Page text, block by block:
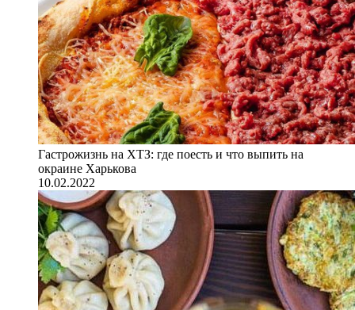
Гастрожизнь на ХТЗ: где поесть и что выпить на
окраине Харькова
10.02.2022